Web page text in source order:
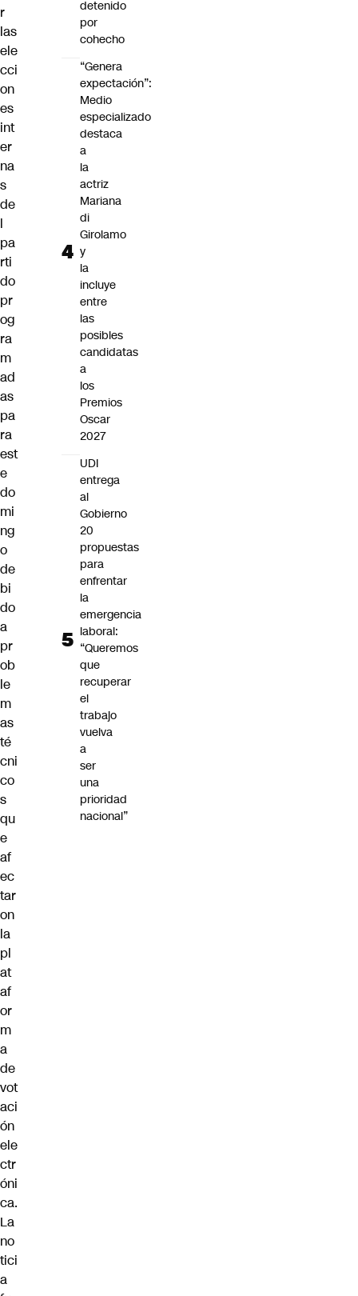
r
las
ele
cci
on
es
int
er
na
s
de
l
pa
rti
do
pr
og
ra
m
ad
as
pa
ra
est
e
do
mi
ng
o
de
bi
do
a
pr
ob
le
m
as
té
cni
co
s
qu
e
af
ec
tar
on
la
pl
at
af
or
m
a
de
vot
aci
ón
ele
ctr
óni
ca.
La
no
tici
a
detenido
por
cohecho
“Genera
expectación”:
Medio
especializado
destaca
a
la
actriz
Mariana
di
Girolamo
y
la
incluye
entre
las
posibles
candidatas
a
los
Premios
Oscar
2027
UDI
entrega
al
Gobierno
20
propuestas
para
enfrentar
la
emergencia
laboral:
“Queremos
que
recuperar
el
trabajo
vuelva
a
ser
una
prioridad
nacional”